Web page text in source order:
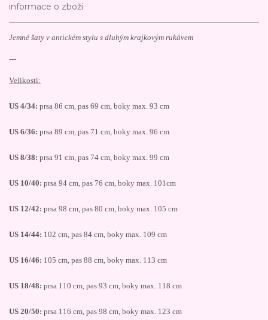
informace o zboží
Jemné šaty v antickém stylu s dluhým krajkovým rukávem
---
Velikosti:
US 4/34: prsa 86 cm, pas 69 cm, boky max. 93 cm
US 6/36: prsa 89 cm, pas 71 cm, boky max. 96 cm
US 8/38: prsa 91 cm, pas 74 cm, boky max. 99 cm
US 10/40: prsa 94 cm, pas 76 cm, boky max. 101cm
US 12/42: prsa 98 cm, pas 80 cm, boky max. 105 cm
US 14/44: 102 cm, pas 84 cm, boky max. 109 cm
US 16/46: 105 cm, pas 88 cm, boky max. 113 cm
US 18/48: prsa 110 cm, pas 93 cm, boky max. 118 cm
US 20/50: prsa 116 cm, pas 98 cm, boky max. 123 cm